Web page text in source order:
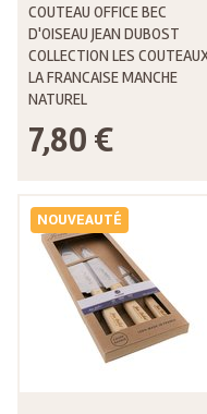
COUTEAU OFFICE BEC
D'OISEAU JEAN DUBOST
COLLECTION LES
LA FRANCAISE MANCHE
NATUREL
7,80 €
NOUVEAUTÉ